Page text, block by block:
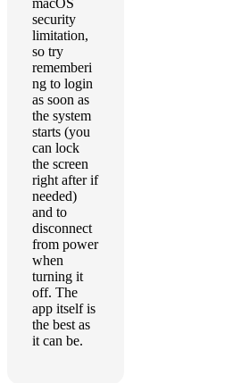
macOS
security
limitation,
so try
rememberi
ng to login
as soon as
the system
starts (you
can lock
the screen
right after if
needed)
and to
disconnect
from power
when
turning it
off. The
app itself is
the best as
it can be.